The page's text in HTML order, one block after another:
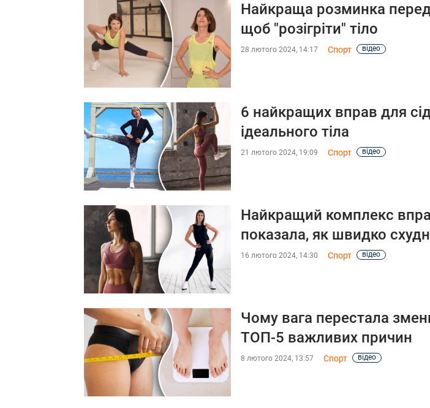
Найкраща розминка
щоб "розігріти" тіло
28 лютого 2024, 14:17 Спорт відео
6 найкращих вправ для
ідеального тіла
21 лютого 2024, 19:09 Спорт відео
Найкращий комплекс
показала, як швидко
16 лютого 2024, 14:30 Спорт відео
Чому вага перестала
ТОП-5 важливих причин
8 лютого 2024, 13:57 Спорт відео